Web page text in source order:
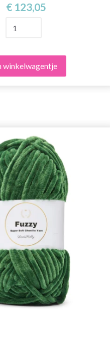
€ 123,05
winkelwagentje